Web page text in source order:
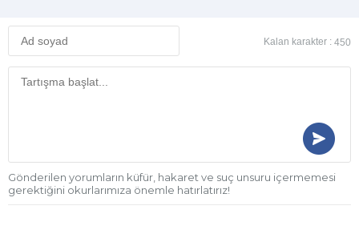
Kalan karakter : 450
Gönderilen yorumların küfür, hakaret ve suç unsuru içermemesi
gerektiğini okurlarımıza önemle hatırlatırız!